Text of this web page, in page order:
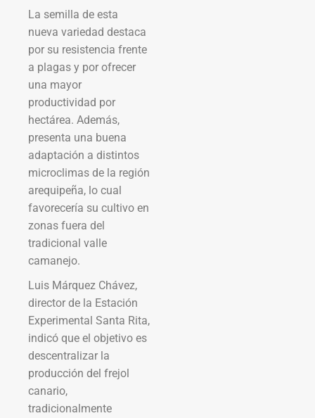
La semilla de esta
nueva variedad destaca
por su resistencia frente
a plagas y por ofrecer
una mayor
productividad por
hectárea. Además,
presenta una buena
adaptación a distintos
microclimas de la región
arequipeña, lo cual
favorecería su cultivo en
zonas fuera del
tradicional valle
camanejo.
Luis Márquez Chávez,
director de la Estación
Experimental Santa Rita,
indicó que el objetivo es
descentralizar la
producción del frejol
canario,
tradicionalmente